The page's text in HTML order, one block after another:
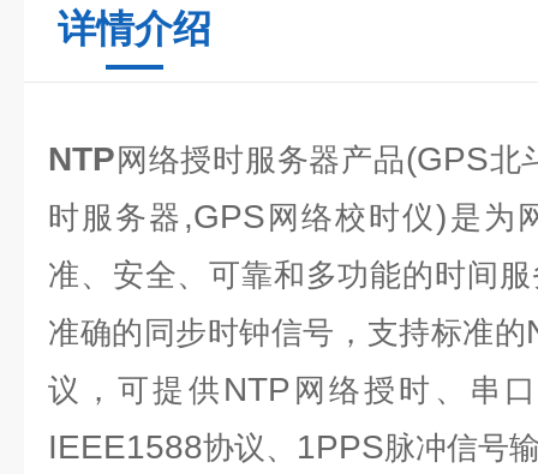
详情介绍
NTP 网络授时服务器产品(GPS北
时服务器 ,GPS 网络校时仪)是为
准、安全、可靠和多功能的时间
准确的同步时钟信号，支持标准的
议，可提供 NTP 网络授时、串
IEEE1588协议、 1PPS脉冲信号